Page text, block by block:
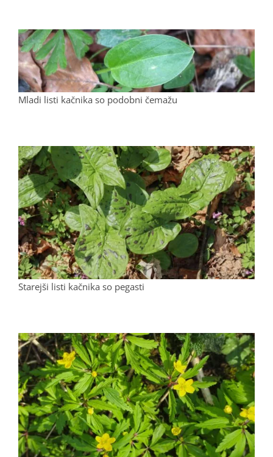
Mladi listi kačnika so podobni čemažu
Starejši listi kačnika so pegasti